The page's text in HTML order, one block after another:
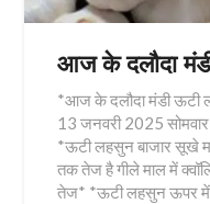
आज के दलौदा
*आज के दलौदा मंडी ऊटी
13 जनवरी 2025
*ऊटी लहसुन बाजार सूखे
तक तेज है गीले माल में
तेज* *ऊटी लहसुन ऊपर